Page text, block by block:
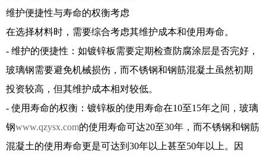
维护便捷性与寿命的权衡考虑
在选择材料时，需要综合考虑其维护成本和使用寿命。
- 维护的便捷性：如镀锌板需要定期检查防腐涂层是否完好，
玻璃钢需要避免机械损伤，而不锈钢和钢筋混凝土虽然初期
投资较高，但其维护成本相对较低。
- 使用寿命的权衡：镀锌板的使用寿命在10至15年之间，玻璃
钢www.qzysx.com的使用寿命可达20至30年，而不锈钢和钢筋
混凝土的使用寿命更是可达到30年以上甚至50年以上。因